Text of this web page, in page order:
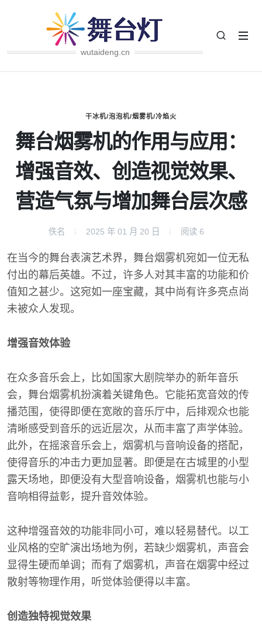
wutaideng.cn
干冰机/泡泡机/烟雾机/冷焰火
舞台烟雾机的作用与应用：
增强音效、创造视觉效果、
营造气氛与增加舞台层次感
佚名 2025 年 01 月 20 日 阅读 6
在当今的舞台表演艺术界，舞台烟雾机宛如一位无私
付出的幕后英雄。不过，许多人对其丰富的功能和价
值知之甚少。这宛如一座宝藏，其中尚有许多亮点尚
未被众人发现。
增强音效体验
在众多音乐会上，比如国家大剧院举办的新年音乐
会，舞台烟雾机扮演着关键角色。它能拓宽音效的传
播范围，使得即便在宽敞的音乐厅中，后排观众也能
清晰感受到音乐的远近层次，从而丰富了声学体验。
此外，在摇滚音乐会上，烟雾机与音响设备的搭配，
使得音乐的冲击力更加显著。即便是在古城里的小型
露天场地，即便没有大型音响设备，烟雾机也能与小
音响相得益彰，提升音效体验。
这种增强音效的功能非同小可，难以轻易替代。以工
业风格的空旷演出场地为例，若缺少烟雾机，声音会
显得生硬而单调；而有了烟雾机，声音在烟雾中经过
散射等物理作用，听觉体验便得以丰富。
创造独特视觉效果